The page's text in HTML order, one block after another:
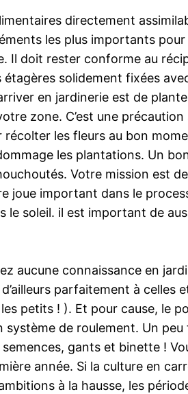
directement
les plus importants
Il doit rester conforme au
solidement fixées
en jardinerie est de
zone. C’est une
les fleurs au bon
les plantations. Un
Votre mission est
joue important dans le
le soleil. il est important de
aucune connaissance en
parfaitement à celles
petits ! ). Et pour cause, le
de roulement. Un
gants et binette !
année. Si la culture en
à la hausse, les